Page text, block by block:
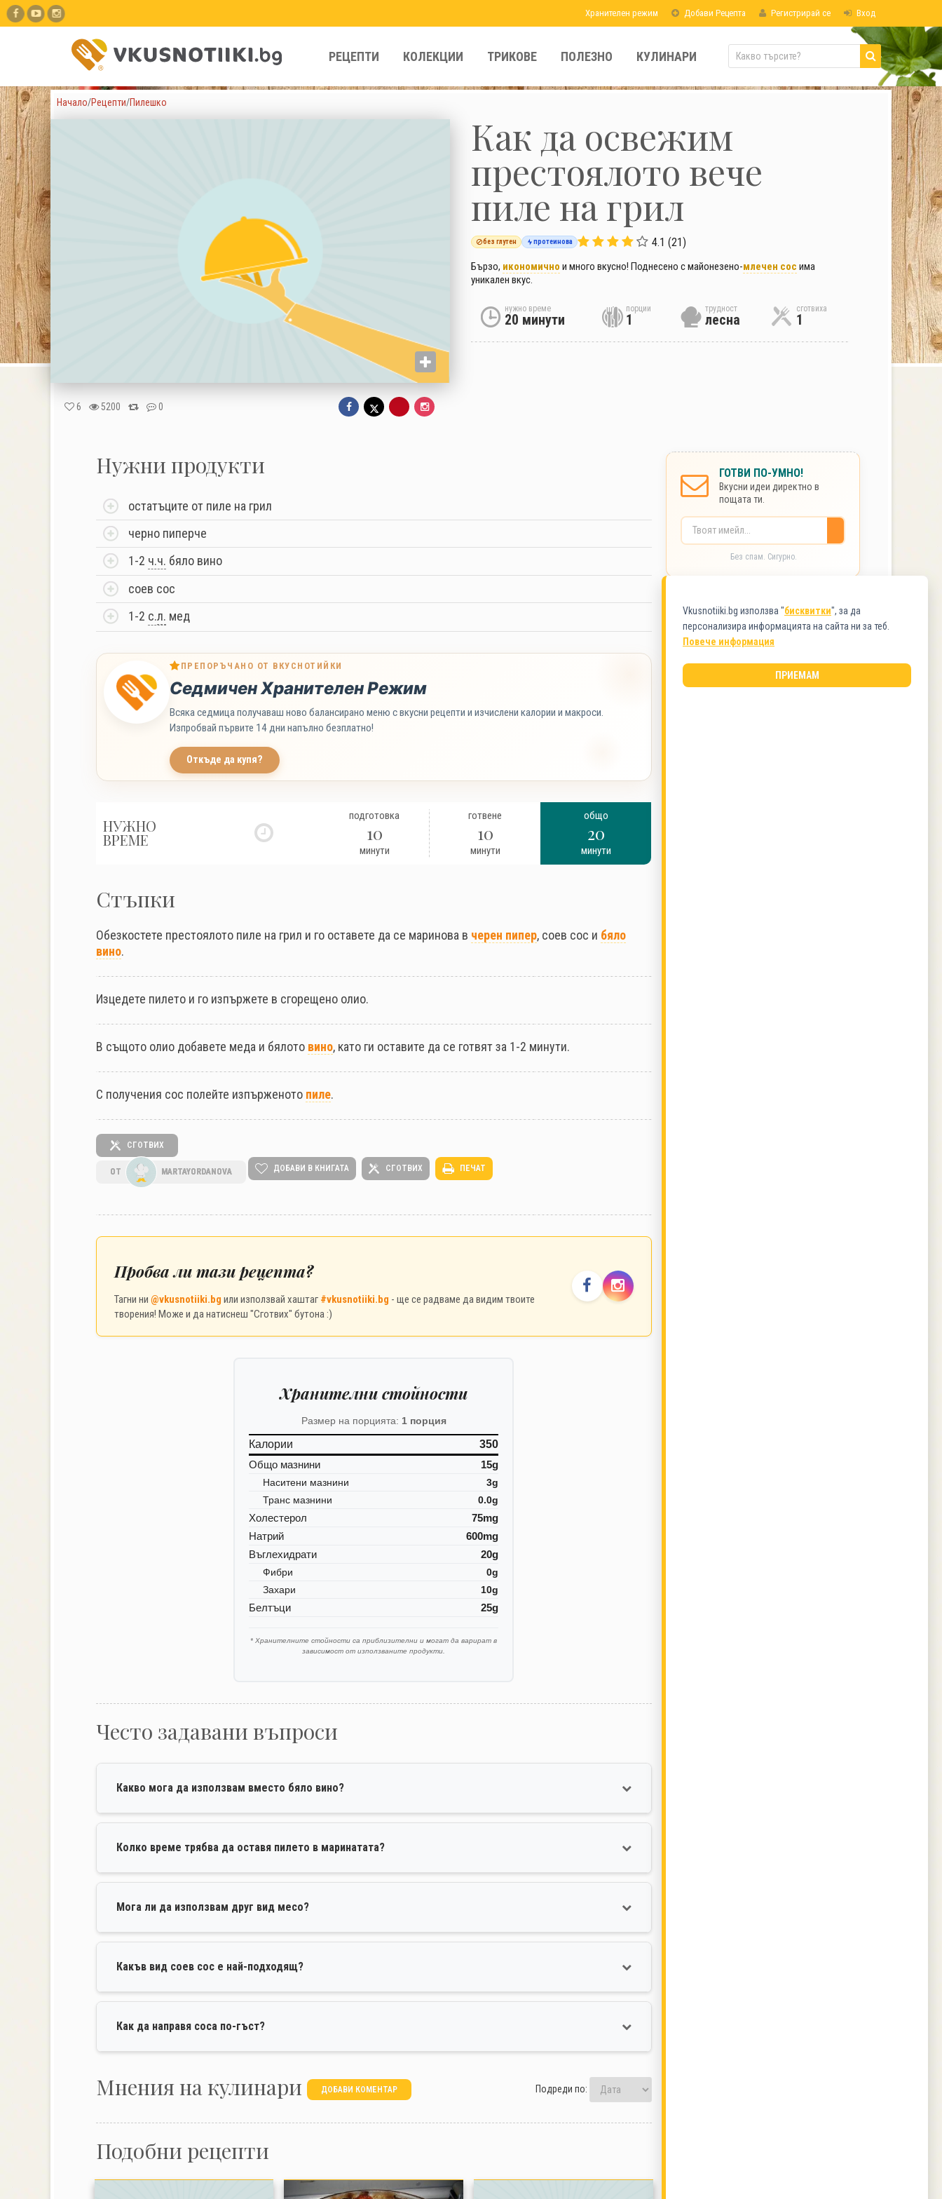
Хранителен режим Добави Рецепта Регистрирай се Вход
РЕЦЕПТИ КОЛЕКЦИИ ТРИКОВЕ ПОЛЕЗНО КУЛИНАРИ
Начало/Рецепти/Пилешко
6 5200 0
Как да освежим
престоялото вече
пиле на грил
без глутен протеинова 4.1 (21)
Бързо, икономично и много вкусно! Поднесено с майонезено-млечен сос има
уникален вкус.
нужно време
20 минути
порции
1
трудност
лесна
сготвиха
1
Нужни продукти
остатъците от пиле на грил
черно пиперче
1-2 ч.ч. бяло вино
соев сос
1-2 с.л. мед
ПРЕПОРЪЧАНО ОТ ВКУСНОТИЙКИ
Седмичен Хранителен Режим
Всяка седмица получаваш ново балансирано меню с вкусни рецепти и изчислени калории и макроси.
Изпробвай първите 14 дни напълно безплатно!
Откъде да купя?
НУЖНО
ВРЕМЕ
подготовка
10
минути
готвене
10
минути
общо
20
минути
Стъпки
Обезкостете престоялото пиле на грил и го оставете да се маринова в черен пипер, соев сос и бяло
вино.
Изцедете пилето и го изпържете в сгорещено олио.
В същото олио добавете меда и бялото вино, като ги оставите да се готвят за 1-2 минути.
С получения сос полейте изпърженото пиле.
СГОТВИХ
ОТ MARTAYORDANOVA ДОБАВИ В КНИГАТА СГОТВИХ ПЕЧАТ
Пробва ли тази рецепта?
Тагни ни @vkusnotiiki.bg или използвай хаштаг #vkusnotiiki.bg - ще се радваме да видим твоите
творения! Може и да натиснеш "Сготвих" бутона :)
Хранителни стойности
Размер на порцията: 1 порция
Калории
350
Общо мазнини
15g
Наситени мазнини
3g
Транс мазнини
0.0g
Холестерол
75mg
Натрий
600mg
Въглехидрати
20g
Фибри
0g
Захари
10g
Белтъци 25g
* Хранителните стойности са приблизителни и могат да варират в
зависимост от използваните продукти.
Често задавани въпроси
Какво мога да използвам вместо бяло вино?
Колко време трябва да оставя пилето в маринатата?
Мога ли да използвам друг вид месо?
Какъв вид соев сос е най-подходящ?
Как да направя соса по-гъст?
Mнения на кулинари ДОБАВИ КОМЕНТАР Подреди по:
Подобни рецепти
ГОТВИ ПО-УМНО!
Вкусни идеи директно в
пощата ти.
Без спам. Сигурно.
КАТЕГОРИИ
Пилешко
Vkusnotiiki.bg използва "бисквитки", за да
персонализира информацията на сайта ни за теб.
Повече информация
ПРИЕМАМ